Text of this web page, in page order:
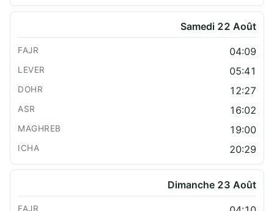
Samedi 22 Août
04:09
05:41
12:27
16:02
19:00
20:29
Dimanche 23 Août